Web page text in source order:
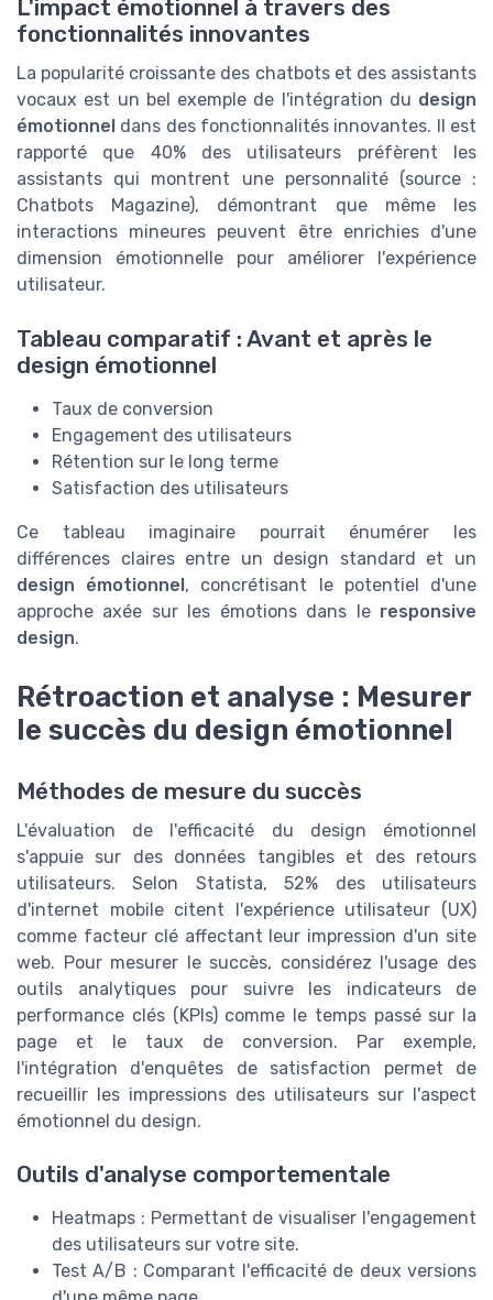
L'impact émotionnel à travers des
fonctionnalités innovantes
La popularité croissante des chatbots et des assistants
vocaux est un bel exemple de l'intégration du design
émotionnel dans des fonctionnalités innovantes. Il est
rapporté que 40% des utilisateurs préfèrent les
assistants qui montrent une personnalité (source :
Chatbots Magazine), démontrant que même les
interactions mineures peuvent être enrichies d'une
dimension émotionnelle pour améliorer l'expérience
utilisateur.
Tableau comparatif : Avant et après le
design émotionnel
Taux de conversion
Engagement des utilisateurs
Rétention sur le long terme
Satisfaction des utilisateurs
Ce tableau imaginaire pourrait énumérer les
différences claires entre un design standard et un
design émotionnel, concrétisant le potentiel d'une
approche axée sur les émotions dans le responsive
design.
Rétroaction et analyse : Mesurer
le succès du design émotionnel
Méthodes de mesure du succès
L'évaluation de l'efficacité du design émotionnel
s'appuie sur des données tangibles et des retours
utilisateurs. Selon Statista, 52% des utilisateurs
d'internet mobile citent l'expérience utilisateur (UX)
comme facteur clé affectant leur impression d'un site
web. Pour mesurer le succès, considérez l'usage des
outils analytiques pour suivre les indicateurs de
performance clés (KPIs) comme le temps passé sur la
page et le taux de conversion. Par exemple,
l'intégration d'enquêtes de satisfaction permet de
recueillir les impressions des utilisateurs sur l'aspect
émotionnel du design.
Outils d'analyse comportementale
Heatmaps : Permettant de visualiser l'engagement
des utilisateurs sur votre site.
Test A/B : Comparant l'efficacité de deux versions